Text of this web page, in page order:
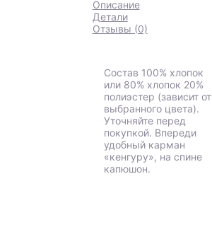
Описание
Детали
Отзывы (0)
Состав 100% хлопок
или 80% хлопок 20%
полиэстер (зависит от
выбранного цвета).
Уточняйте перед
покупкой. Впереди
удобный карман
«кенгуру», на спине
капюшон.